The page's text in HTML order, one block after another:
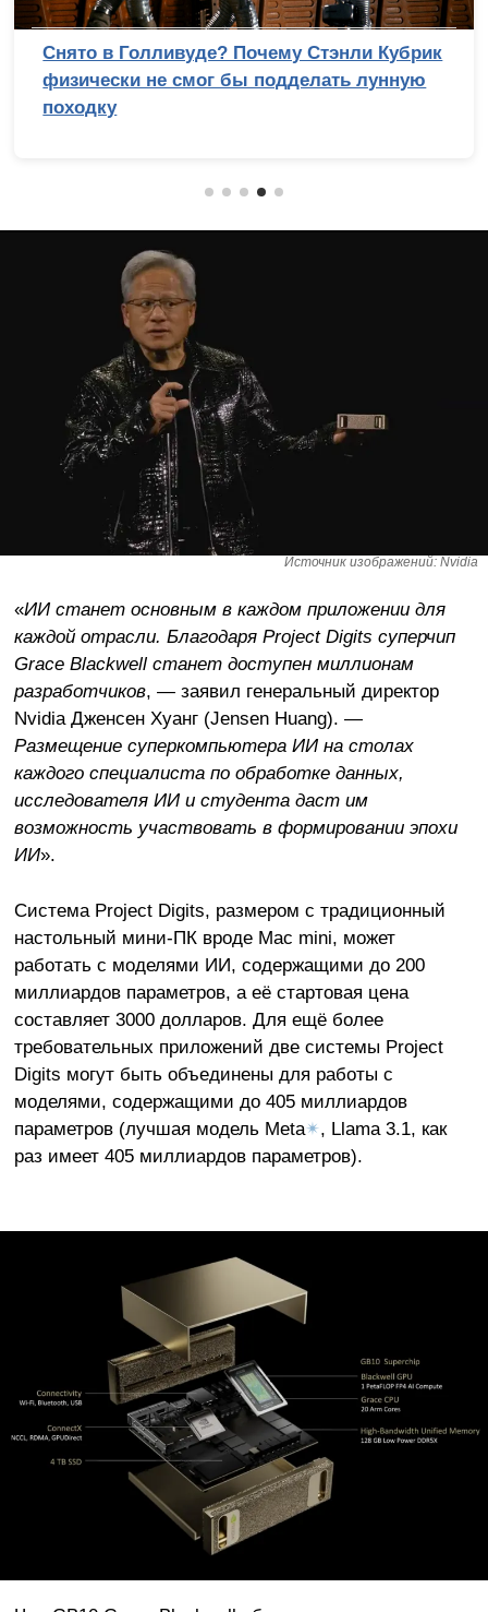
Снято в Голливуде? Почему Стэнли Кубрик
физически не смог бы подделать лунную
походку
Источник изображений: Nvidia
«ИИ станет основным в каждом приложении для
каждой отрасли. Благодаря Project Digits суперчип
Grace Blackwell станет доступен миллионам
разработчиков, — заявил генеральный директор
Nvidia Дженсен Хуанг (Jensen Huang). —
Размещение суперкомпьютера ИИ на столах
каждого специалиста по обработке данных,
исследователя ИИ и студента даст им
возможность участвовать в формировании эпохи
ИИ».
Система Project Digits, размером с традиционный
настольный мини-ПК вроде Mac mini, может
работать с моделями ИИ, содержащими до 200
миллиардов параметров, а её стартовая цена
составляет 3000 долларов. Для ещё более
требовательных приложений две системы Project
Digits могут быть объединены для работы с
моделями, содержащими до 405 миллиардов
параметров (лучшая модель Meta✴, Llama 3.1, как
раз имеет 405 миллиардов параметров).